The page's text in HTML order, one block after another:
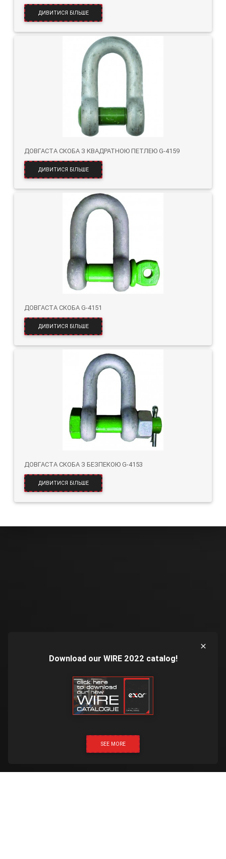
ДИВИТИСЯ БІЛЬШЕ
ДОВГАСТА СКОБА З КВАДРАТНОЮ ПЕТЛЕЮ G-4159
ДИВИТИСЯ БІЛЬШЕ
ДОВГАСТА СКОБА G-4151
ДИВИТИСЯ БІЛЬШЕ
ДОВГАСТА СКОБА З БЕЗПЕКОЮ G-4153
ДИВИТИСЯ БІЛЬШЕ
Download our WIRE 2022 catalog!
SEE MORE